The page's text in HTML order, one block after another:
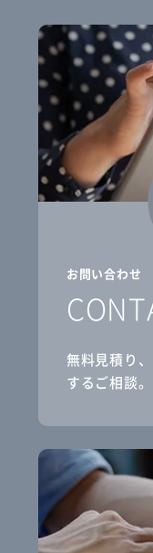
お問い合わせ
無料見積り
するご相談。